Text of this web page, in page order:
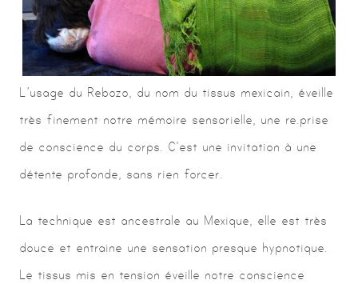
L’usage du Rebozo, du nom du tissus mexicain, éveille
très finement notre mémoire sensorielle, une re.prise
de conscience du corps. C’est une invitation à une
détente profonde, sans rien forcer.
La technique est ancestrale au Mexique, elle est très
douce et entraine une sensation presque hypnotique.
Le tissus mis en tension éveille notre conscience